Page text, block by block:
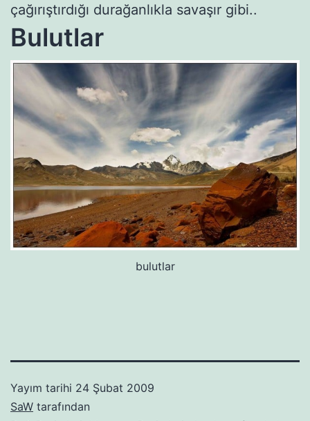
çağırıştırdığı durağanlıkla savaşır gibi..
Bulutlar
bulutlar
Yayım tarihi 24 Şubat 2009
SaW tarafından